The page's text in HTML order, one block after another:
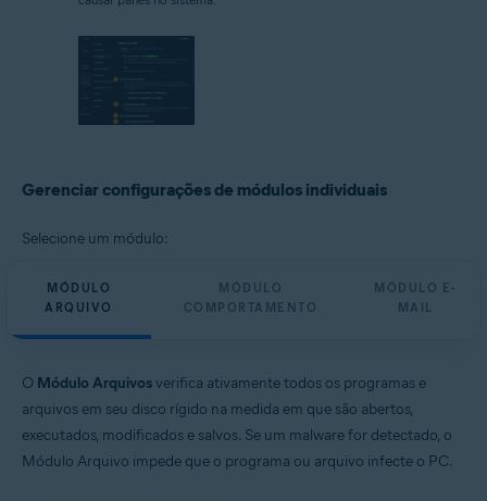
Gerenciar configurações de módulos individuais
Selecione um módulo:
MÓDULO
ARQUIVO
MÓDULO
COMPORTAMENTO
MÓDULO E-
MAIL
O Módulo Arquivosverifica ativamente todos os programas e
arquivos em seu disco rígido na medida em que são abertos,
executados, modificados e salvos. Se um malware for detectado, o
Módulo Arquivo impede que o programa ou arquivo infecte o PC.